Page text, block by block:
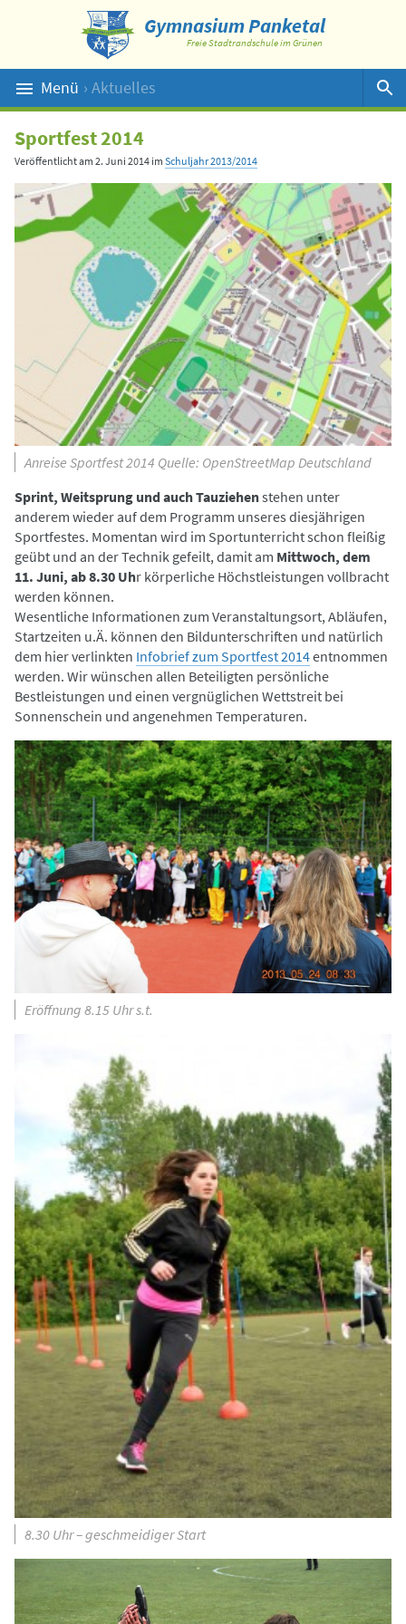
Gymnasium Panketal
Freie Stadtrandschule im Grünen
Menü › Aktuelles
Suche
Sportfest 2014
Veröffentlicht am 2. Juni 2014 im Schuljahr 2013/2014
Anreise Sportfest 2014 Quelle: OpenStreetMap Deutschland
Sprint, Weitsprung und auch Tauziehenstehen unter
anderem wieder auf dem Programm unseres diesjährigen
Sportfestes. Momentan wird im Sportunterricht schon fleißig
geübt und an der Technik gefeilt, damit am Mittwoch, dem
11. Juni, ab 8.30 Uhr körperliche Höchstleistungen vollbracht
werden können.
Wesentliche Informationen zum Veranstaltungsort, Abläufen,
Startzeiten u.Ä. können den Bildunterschriften und natürlich
dem hier verlinkten Infobrief zum Sportfest 2014entnommen
werden. Wir wünschen allen Beteiligten persönliche
Bestleistungen und einen vergnüglichen Wettstreit bei
Sonnenschein und angenehmen Temperaturen.
Eröffnung 8.15 Uhr s.t.
8.30 Uhr – geschmeidiger Start